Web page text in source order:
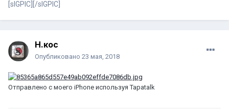
[sIGPIC][/sIGPIC]
Н.кос
Опубликовано 23 мая, 2018
Отправлено с моего iPhone используя Tapatalk